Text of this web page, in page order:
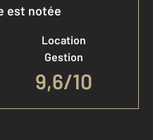
est notée
Location
Gestion
9,6/10